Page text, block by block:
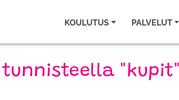
KOULUTUS PALVELUT
"kupit"